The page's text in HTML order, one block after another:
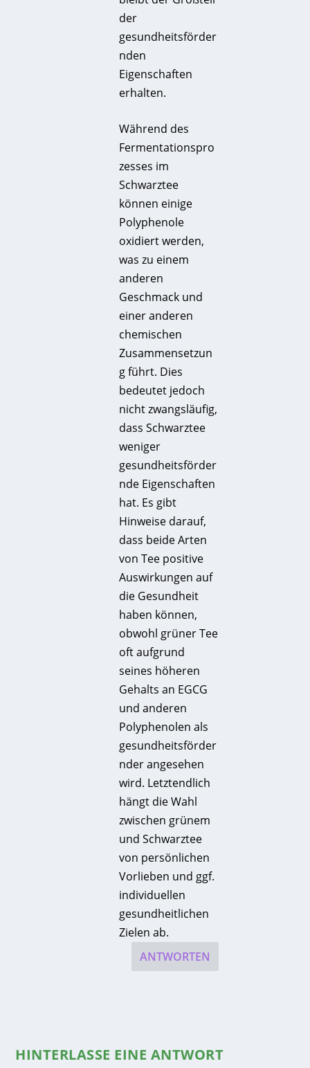
der
gesundheitsförder
nden
Eigenschaften
erhalten.
Während des
Fermentationspro
zesses im
Schwarztee
können einige
Polyphenole
oxidiert werden,
was zu einem
anderen
Geschmack und
einer anderen
chemischen
Zusammensetzun
g führt. Dies
bedeutet jedoch
nicht zwangsläufig,
dass Schwarztee
weniger
gesundheitsförder
nde Eigenschaften
hat. Es gibt
Hinweise darauf,
dass beide Arten
von Tee positive
Auswirkungen auf
die Gesundheit
haben können,
obwohl grüner Tee
oft aufgrund
seines höheren
Gehalts an EGCG
und anderen
Polyphenolen als
gesundheitsförder
nder angesehen
wird. Letztendlich
hängt die Wahl
zwischen grünem
und Schwarztee
von persönlichen
Vorlieben und ggf.
individuellen
gesundheitlichen
Zielen ab.
ANTWORTEN
HINTERLASSE EINE ANTWORT